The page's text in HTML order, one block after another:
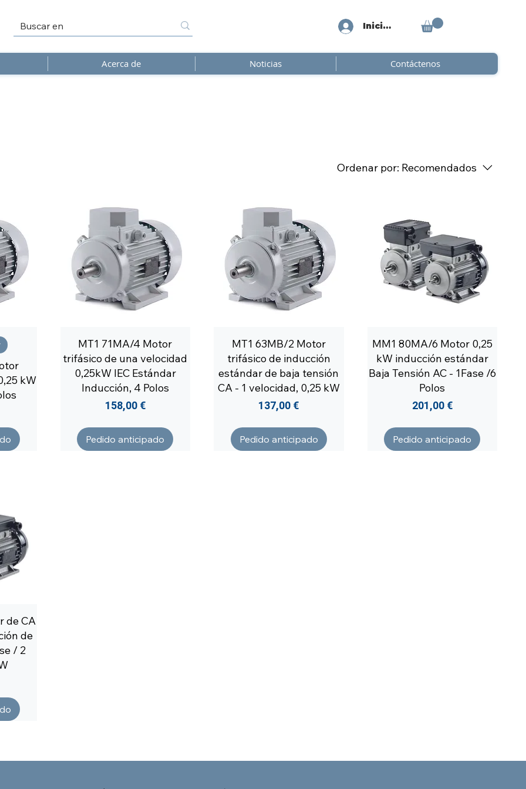
Iniciar sesión
Acerca de Noticias Contáctenos
Ordenar por: Recomendados
kW
MT1 71MA/4 Motor
trifásico de una velocidad
0,25kW IEC Estándar
Inducción, 4 Polos
Precio
158,00 €
Pedido anticipado
MT1 63MB/2 Motor
trifásico de inducción
estándar de baja tensión
CA - 1 velocidad, 0,25 kW
Precio
137,00 €
Pedido anticipado
MM1 80MA/6 Motor 0,25
kW inducción estándar
Baja Tensión AC - 1Fase /6
Polos
Precio
201,00 €
Pedido anticipado
de CA
de
/ 2